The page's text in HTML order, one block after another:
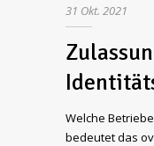
31 Okt. 2021
Welche
bedeutet das